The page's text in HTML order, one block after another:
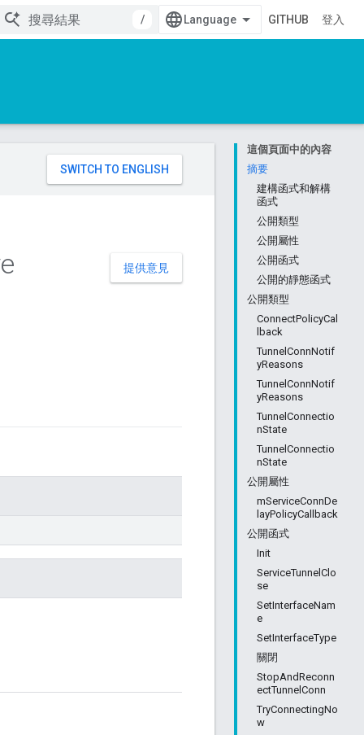
/
GITHUB 登入
這個頁面中的內容
摘要
建構函式和解構
函式
公開類型
公開屬性
公開函式
公開的靜態函式
公開類型
ConnectPolicyCal
lback
TunnelConnNotif
yReasons
TunnelConnNotif
yReasons
TunnelConnectio
nState
TunnelConnectio
nState
公開屬性
mServiceConnDe
layPolicyCallback
公開函式
Init
ServiceTunnelClo
se
SetInterfaceNam
e
SetInterfaceType
關閉
StopAndReconn
ectTunnelConn
TryConnectingNo
w
提供意見